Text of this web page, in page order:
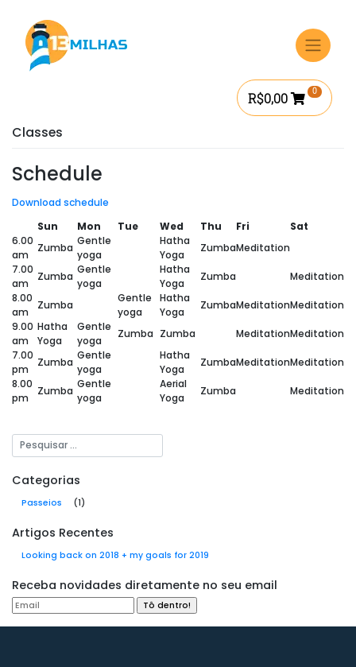
conteúdo
R$0,00 0
Classes
Schedule
Download schedule
Sun
Mon Tue Wed Thu Fri
Sat
6.00
am
Zumba
Gentle
yoga
Hatha
Yoga
ZumbaMeditation
7.00
am
Zumba
Gentle
yoga
Hatha
Yoga
Zumba
Meditation
8.00
am
Zumba
Gentle
yoga
Hatha
Yoga
ZumbaMeditationMeditation
9.00
am
Hatha
Yoga
Gentle
yoga
Zumba Zumba MeditationMeditation
7.00
pm
Zumba
Gentle
yoga
Hatha
Yoga
ZumbaMeditationMeditation
8.00
pm
Zumba
Gentle
yoga
Aerial
Yoga
Zumba Meditation
Categorias
Passeios (1)
Artigos Recentes
Looking back on 2018 + my goals for 2019
Receba novidades diretamente no seu email